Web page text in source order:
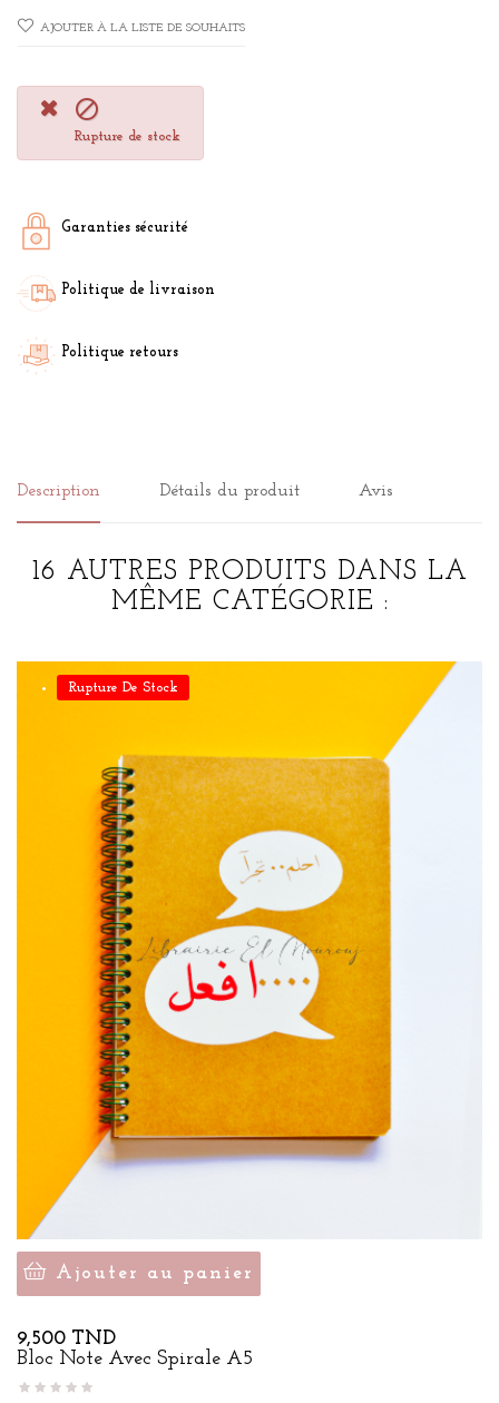
AJOUTER À LA LISTE DE SOUHAITS

Rupture de stock
Garanties sécurité
Politique de livraison
Politique retours
Description Détails du produit Avis
16 AUTRES PRODUITS DANS LA
MÊME CATÉGORIE :
Rupture De Stock
Ajouter au panier
Prix
9,500 TND
Bloc Note Avec Spirale A5